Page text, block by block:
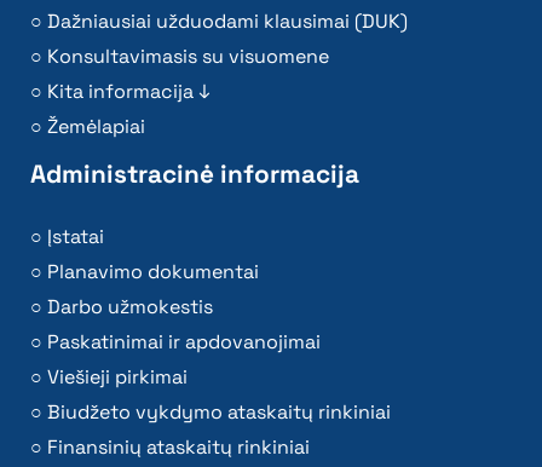
Dažniausiai užduodami klausimai (DUK)
Konsultavimasis su visuomene
Kita informacija ↓
Žemėlapiai
Administracinė informacija
Įstatai
Planavimo dokumentai
Darbo užmokestis
Paskatinimai ir apdovanojimai
Viešieji pirkimai
Biudžeto vykdymo ataskaitų rinkiniai
Finansinių ataskaitų rinkiniai